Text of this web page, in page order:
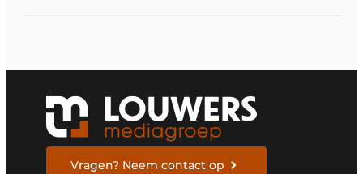
Vragen? Neem contact op